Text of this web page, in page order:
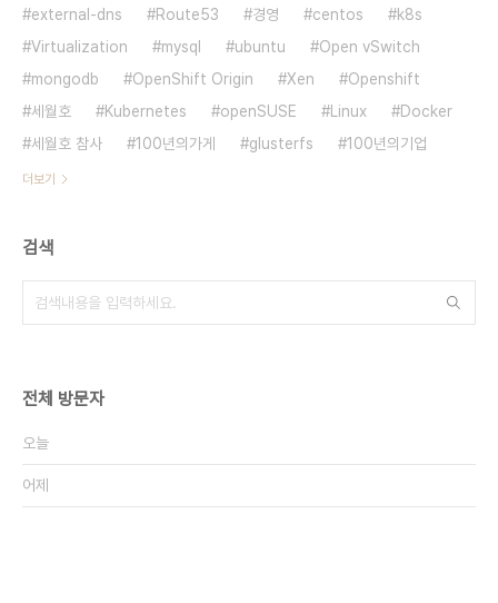
external-dns
Route53 경영 centos
k8s
Virtualization
mysql ubuntu
Open vSwitch
mongodb
OpenShift Origin Xen
Openshift
세월호
Kubernetes openSUSE Linux
Docker
세월호 참사
100년의가게 glusterfs 100년의기업
더보기
검색
전체 방문자
오늘
어제